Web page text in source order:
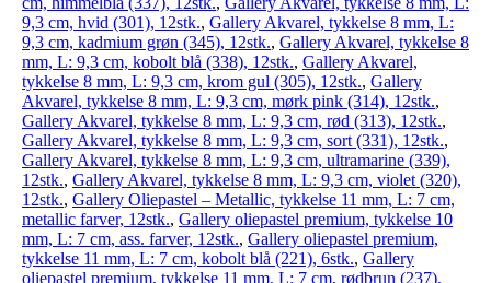
9,3 cm, hvid (301), 12stk., Gallery Akvarel, tykkelse 8 mm, L:
9,3 cm, kadmium grøn (345), 12stk., Gallery Akvarel, tykkelse 8
mm, L: 9,3 cm, kobolt blå (338), 12stk., Gallery Akvarel,
tykkelse 8 mm, L: 9,3 cm, krom gul (305), 12stk., Gallery
Akvarel, tykkelse 8 mm, L: 9,3 cm, mørk pink (314), 12stk.,
Gallery Akvarel, tykkelse 8 mm, L: 9,3 cm, rød (313), 12stk.,
Gallery Akvarel, tykkelse 8 mm, L: 9,3 cm, sort (331), 12stk.,
Gallery Akvarel, tykkelse 8 mm, L: 9,3 cm, ultramarine (339),
12stk., Gallery Akvarel, tykkelse 8 mm, L: 9,3 cm, violet (320),
12stk., Gallery Oliepastel – Metallic, tykkelse 11 mm, L: 7 cm,
metallic farver, 12stk., Gallery oliepastel premium, tykkelse 10
mm, L: 7 cm, ass. farver, 12stk., Gallery oliepastel premium,
tykkelse 11 mm, L: 7 cm, kobolt blå (221), 6stk., Gallery
oliepastel premium, tykkelse 11 mm, L: 7 cm, rødbrun (237),